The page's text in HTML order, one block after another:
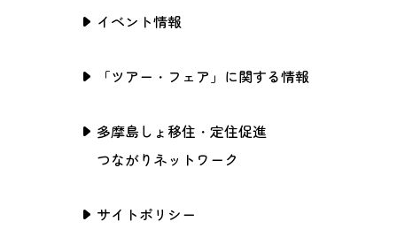
イベント情報
「ツアー・フェア」に関する情報
多摩島しょ移住・定住促進
つながりネットワーク
サイトポリシー